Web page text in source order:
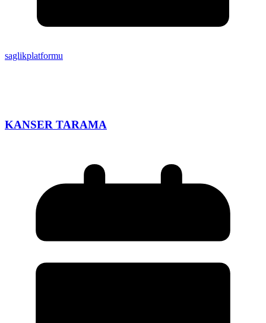
saglikplatformu
KANSER TARAMA